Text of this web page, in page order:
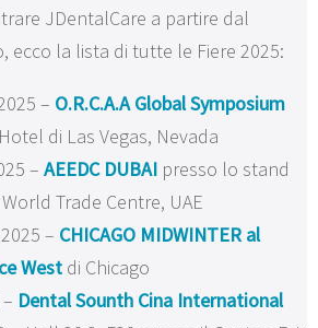
JDentalCare a partire dal
ecco la lista di tutte le Fiere 2025:
– O.R.C.A.A Global Symposium
di Las Vegas, Nevada
– AEEDC DUBAI presso lo stand
Trade Centre, UAE
– CHICAGO MIDWINTER al
West di Chicago
Dental Sounth Cina International